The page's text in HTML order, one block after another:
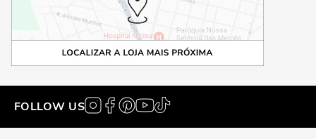
FOLLOW US